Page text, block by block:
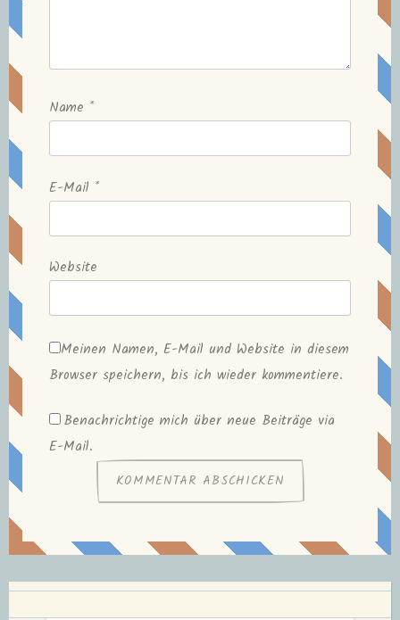
Name *
E-Mail *
Website
Meinen Namen, E-Mail und Website in diesem
Browser speichern, bis ich wieder kommentiere.
Benachrichtige mich über neue Beiträge via
E-Mail.